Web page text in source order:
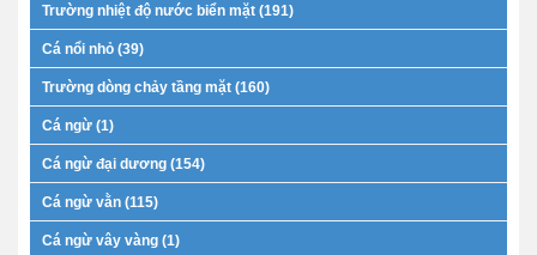
Trường nhiệt độ nước biển mặt (191)
Cá nổi nhỏ (39)
Trường dòng chảy tầng mặt (160)
Cá ngừ (1)
Cá ngừ đại dương (154)
Cá ngừ vằn (115)
Cá ngừ vây vàng (1)